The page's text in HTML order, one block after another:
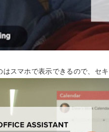
スマホで表示できるので、セ